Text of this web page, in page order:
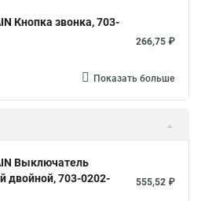
Кнопка звонка, 703-
266,75 ₽
Показать больше
Выключатель
двойной, 703-0202-
555,52 ₽